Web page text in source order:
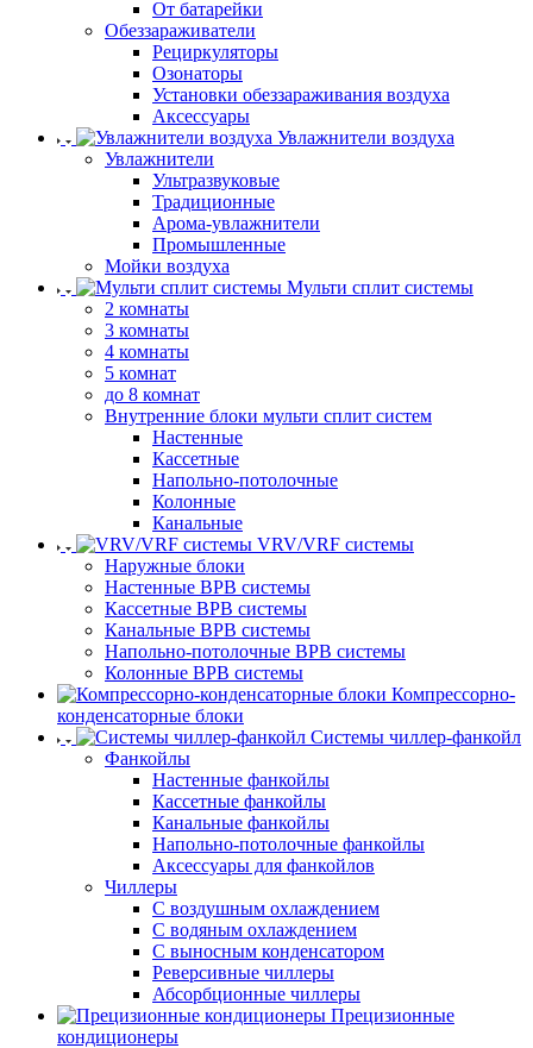
От батарейки
Обеззараживатели
Рециркуляторы
Озонаторы
Установки обеззараживания воздуха
Аксессуары
Увлажнители воздуха
Увлажнители
Ультразвуковые
Традиционные
Арома-увлажнители
Промышленные
Мойки воздуха
Мульти сплит системы
2 комнаты
3 комнаты
4 комнаты
5 комнат
до 8 комнат
Внутренние блоки мульти сплит систем
Настенные
Кассетные
Напольно-потолочные
Колонные
Канальные
VRV/VRF системы
Наружные блоки
Настенные ВРВ системы
Кассетные ВРВ системы
Канальные ВРВ системы
Напольно-потолочные ВРВ системы
Колонные ВРВ системы
Компрессорно-
конденсаторные блоки
Системы чиллер-фанкойл
Фанкойлы
Настенные фанкойлы
Кассетные фанкойлы
Канальные фанкойлы
Напольно-потолочные фанкойлы
Аксессуары для фанкойлов
Чиллеры
С воздушным охлаждением
С водяным охлаждением
С выносным конденсатором
Реверсивные чиллеры
Абсорбционные чиллеры
Прецизионные
кондиционеры